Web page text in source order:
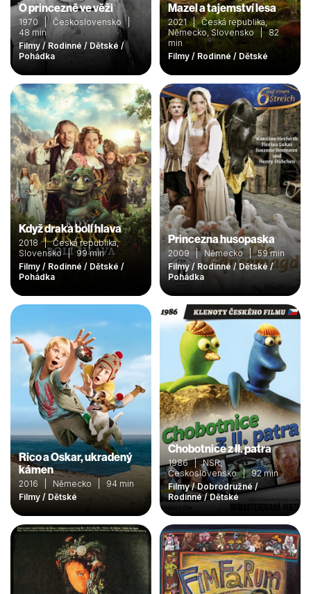
O princezně ve věži
1970 | Československo |
48 min
Filmy / Rodinné / Dětské /
Pohádka
Mazel a tajemství lesa
2021 | Česká republika,
Německo, Slovensko | 82
min
Filmy / Rodinné / Dětské
Když draka bolí hlava
2018 | Česká republika,
Slovensko | 99 min
Filmy / Rodinné / Dětské /
Pohádka
Princezna husopaska
2009 | Německo | 59 min
Filmy / Rodinné / Dětské /
Pohádka
Rico a Oskar, ukradený
kámen
2016 | Německo | 94 min
Filmy / Dětské
Chobotnice z II. patra
1986 | NSR,
Československo | 92 min
Filmy / Dobrodružné /
Rodinné / Dětské